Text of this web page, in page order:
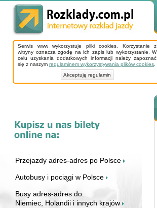
Serwis www wykorzystuje pliki cookies. Korzystanie z
witryny oznacza zgodę na ich zapis lub wykorzystanie. W
celu uzyskania dodatkowych informacji należy zapoznać
się z naszym regulaminem wykorzystywania plików cookies
Akceptuję regulamin
Przejazdy adres-adres po Polsce
Autobusy i pociągi w Polsce
Busy adres-adres do:
Niemiec, Holandii i innych krajów